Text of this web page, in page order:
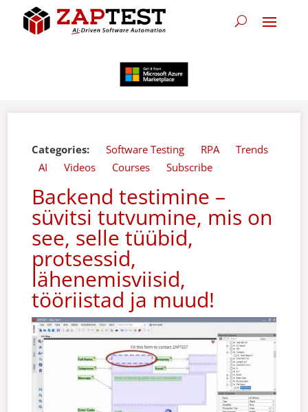
Categories: Software Testing RPA
Trends
AI
Videos Courses Subscribe
Backend testimine –
süvitsi tutvumine, mis on
see, selle tüübid,
protsessid,
lähenemisviisid,
tööriistad ja muud!